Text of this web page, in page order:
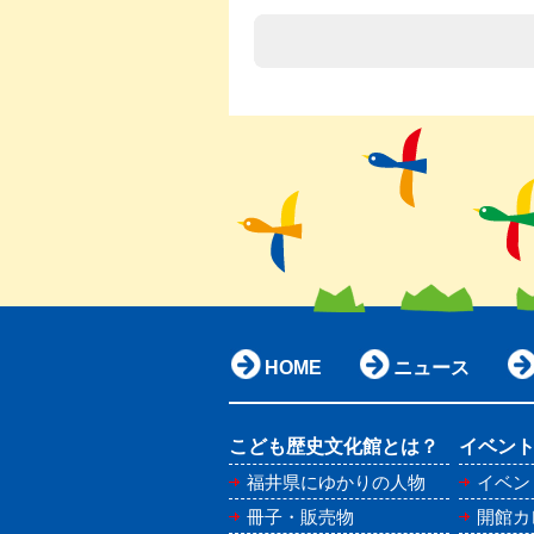
HOME ニュース
こども歴史文化館とは？
福井県にゆかりの人物
冊子・販売物
イベン
イベ
開館